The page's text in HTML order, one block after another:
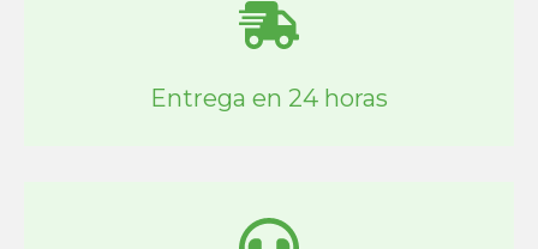
Entrega en 24 horas